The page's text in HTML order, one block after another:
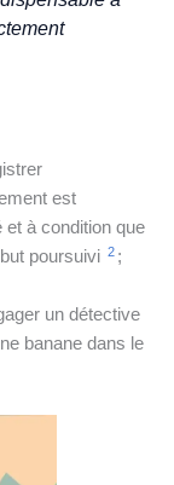
est
et à condition que
poursuivi 2 ;
un détective
banane dans le